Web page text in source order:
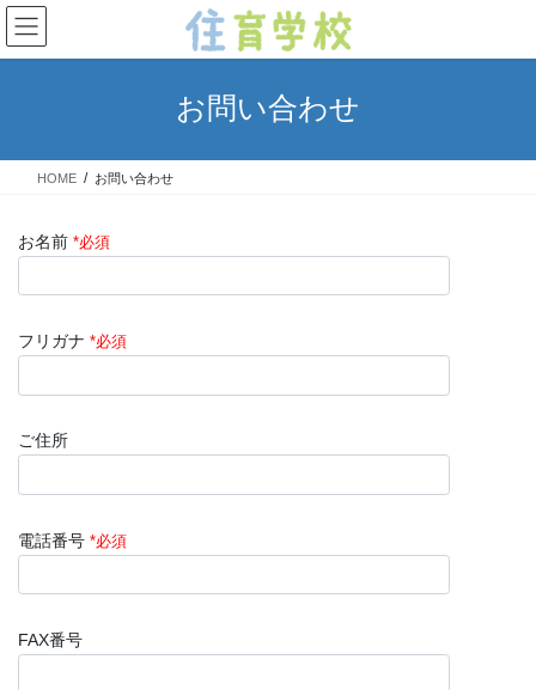
コ
ン
テ
ス
ナ
ビ
ゲ
ン
お問い合わせ
HOME お問い合わせ
お名前 *必須
フリガナ *必須
ご住所
電話番号 *必須
FAX番号